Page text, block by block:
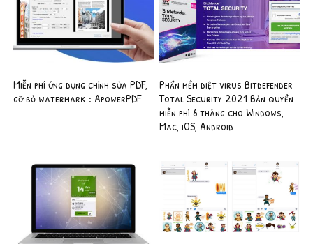
Miễn phí ứng dụng chỉnh sửa PDF,
gỡ bỏ watermark : ApowerPDF
Phần mềm diệt virus Bitdefender
Total Security 2021 Bản quyền
miễn phí 6 tháng cho Windows,
Mac, iOS, Android